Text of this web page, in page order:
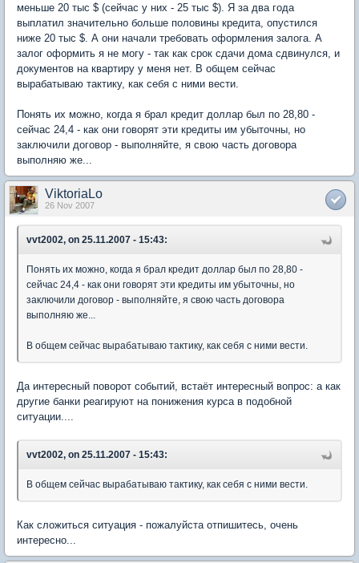
меньше 20 тыс $ (сейчас у них - 25 тыс $). Я за два года
выплатил значительно больше половины кредита, опустился
ниже 20 тыс $. А они начали требовать оформления залога. А
залог оформить я не могу - так как срок сдачи дома сдвинулся, и
документов на квартиру у меня нет. В общем сейчас
вырабатываю тактику, как себя с ними вести.
Понять их можно, когда я брал кредит доллар был по 28,80 -
сейчас 24,4 - как они говорят эти кредиты им убыточны, но
заключили договор - выполняйте, я свою часть договора
выполняю же...
ViktoriaLo
26 Nov 2007
vvt2002, on 25.11.2007 - 15:43:
Понять их можно, когда я брал кредит доллар был по 28,80 -
сейчас 24,4 - как они говорят эти кредиты им убыточны, но
заключили договор - выполняйте, я свою часть договора
выполняю же...
В общем сейчас вырабатываю тактику, как себя с ними вести.
Да интересный поворот событий, встаёт интересный вопрос: а как
другие банки реагируют на понижения курса в подобной
ситуации....
vvt2002, on 25.11.2007 - 15:43:
В общем сейчас вырабатываю тактику, как себя с ними вести.
Как сложиться ситуация - пожалуйста отпишитесь, очень
интересно...